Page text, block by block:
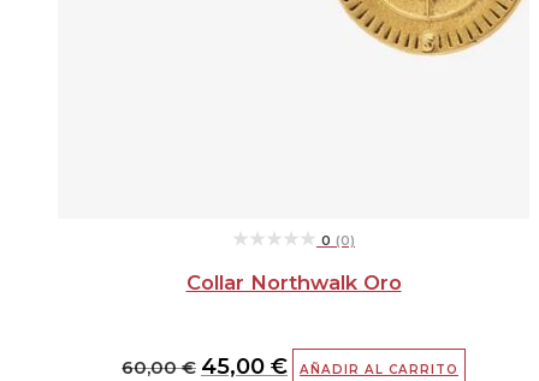
★★★★★
★★★★★ 0 (0)
Collar Northwalk Oro
60,00€ 45,00 € AÑADIR AL CARRITO